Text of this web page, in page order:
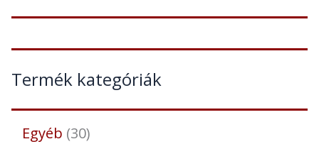
Termék kategóriák
Egyéb 30